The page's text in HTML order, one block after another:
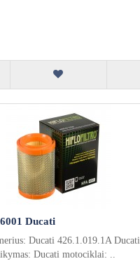
Ducati
Ducati 426.1.019.1A Ducati
Ducati motociklai: ..